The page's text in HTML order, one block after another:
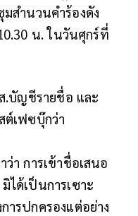
สำนวนคำร้องดัง
น. ในวันศุกร์ที่
.บัญชีรายชื่อ และ
ต์เฟซบุ๊กว่า
า การเข้าชื่อเสนอ
ด้เป็นการเซาะ
ารปกครองแต่อย่าง